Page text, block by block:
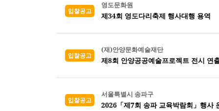
입찰공고
영도문화원
제34회 영도다리축제 행사대행 용역
입찰공고
(재)안양문화예술재단
제8회 안양공공예술프로젝트 전시 연
입찰공고
서울특별시 송파구
2026「제7회 송파 교육박람회」행사